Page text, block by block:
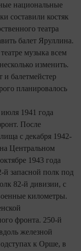
национальные
составили костяк
театра
балет Яруллина.
музыка всем
изменить.
балетмейстер
планировалось
1941 года
После
с декабря 1942-
Центральном
1943 года
й запасной полк под
82-й дивизии, с
километры.
фронта. 250-й
железной
к Орше, в